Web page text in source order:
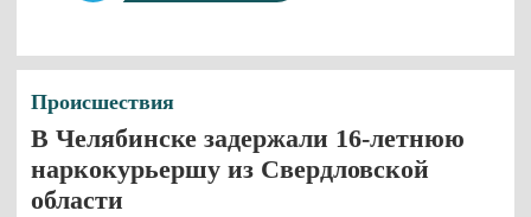
Происшествия
В Челябинске задержали 16-летнюю
наркокурьершу из Свердловской
области